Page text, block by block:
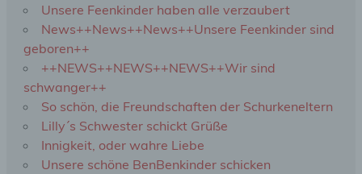
Unsere Feenkinder haben alle verzaubert
News++News++News++Unsere Feenkinder sind
geboren++
++NEWS++NEWS++NEWS++Wir sind
schwanger++
So schön, die Freundschaften der Schurkeneltern
Lilly´s Schwester schickt Grüße
Innigkeit, oder wahre Liebe
Unsere schöne BenBenkinder schicken
f) Pseudonymisierung
Pseudonymisierung ist die Verarbeitung
welche die personenbezogenen Daten ohne
Hinzuziehung zusätzlicher Informationen nicht
mehr einer spezifischen betroffenen Person
zugeordnet werden können, sofern diese
zusätzlichen Informationen gesondert aufbewahrt
werden und technischen und organisatorischen
Maßnahmen unterliegen, die gewährleisten, dass